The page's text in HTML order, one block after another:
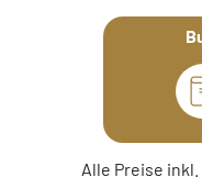
Alle Preise inkl.